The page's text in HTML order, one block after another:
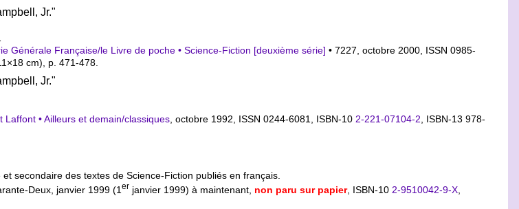
Jr."
Générale Française/le Livre de poche • Science-Fiction [deuxième série] • 7227, octobre 2000, ISSN 0985-
cm), p. 471-478.
Jr."
Laffont • Ailleurs et demain/classiques , octobre 1992, ISSN 0244-6081, ISBN-10 2-221-07104-2
ISBN-13 978-
secondaire des textes de Science-Fiction publiés en français.
Deux, janvier 1999 (1er janvier 1999) à maintenant, non paru sur papier, ISBN-10 2-9510042-9-X